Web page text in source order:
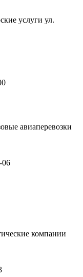
услуги ул.
авиаперевозки
06
компании